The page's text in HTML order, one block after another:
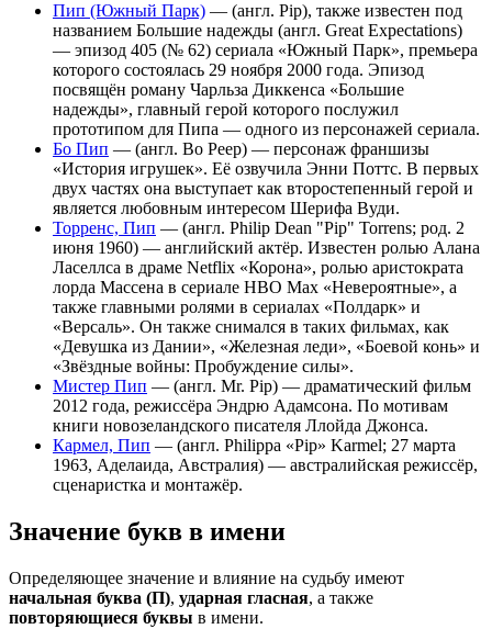
Пип (Южный Парк) — (англ. Pip), также известен под
названием Большие надежды (англ. Great Expectations)
— эпизод 405 (№ 62) сериала «Южный Парк», премьера
которого состоялась 29 ноября 2000 года. Эпизод
посвящён роману Чарльза Диккенса «Большие
надежды», главный герой которого послужил
прототипом для Пипа — одного из персонажей сериала.
Бо Пип — (англ. Bo Peep) — персонаж франшизы
«История игрушек». Её озвучила Энни Поттс. В первых
двух частях она выступает как второстепенный герой и
является любовным интересом Шерифа Вуди.
Торренс, Пип — (англ. Philip Dean "Pip" Torrens; род. 2
июня 1960) — английский актёр. Известен ролью Алана
Ласеллса в драме Netflix «Корона», ролью аристократа
лорда Массена в сериале HBO Max «Невероятные», а
также главными ролями в сериалах «Полдарк» и
«Версаль». Он также снимался в таких фильмах, как
«Девушка из Дании», «Железная леди», «Боевой конь» и
«Звёздные войны: Пробуждение силы».
Мистер Пип — (англ. Mr. Pip) — драматический фильм
2012 года, режиссёра Эндрю Адамсона. По мотивам
книги новозеландского писателя Ллойда Джонса.
Кармел, Пип — (англ. Philippa «Pip» Karmel; 27 марта
1963, Аделаида, Австралия) — австралийская режиссёр,
сценаристка и монтажёр.
Значение букв в имени
Определяющее значение и влияние на судьбу имеют
начальная буква (П), ударная гласная, а также
повторяющиеся буквы в имени.